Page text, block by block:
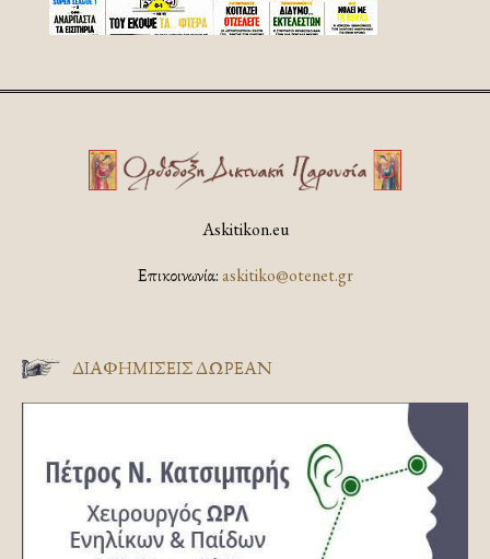
Askitikon.eu
Επικοινωνία:askitiko@otenet.gr
ΔΙΑΦΗΜΊΣΕΙΣ ΔΩΡΕΆΝ